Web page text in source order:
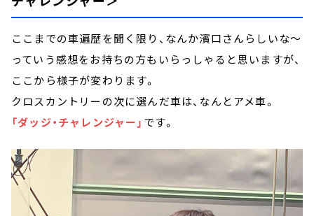
ここまでの車遍歴を聞く限り、なんか濱口さんらしいな～
っていう感想をお持ちの方もいらっしゃると思いますが、
ここから様子が変わります。
クロスカントリーの次に選んだ車は、なんとアメ車。
「ダッジ・チャレンジャー」 です。